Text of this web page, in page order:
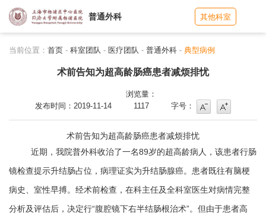
普通外科 其他科室
当前位置： 首页 - 科室团队 - 医疗团队 - 普通外科 - 典型病例
术前告知为超高龄肠癌患者减烦排忧
发布时间：2019-11-14
浏览量：
1117
字号：
字号增大
术前告知为超高龄肠癌患者减烦排忧
近期，我院普外科收治了一名89岁的超高龄病人，该患者行肠
镜检查提示升结肠占位，病理证实为升结肠腺癌。患者既往有脑梗
病史、室性早搏。经术前检查，在科主任及全科室医生对病情完整
分析及评估后，决定行“腹腔镜下右半结肠根治术”。但由于患者高